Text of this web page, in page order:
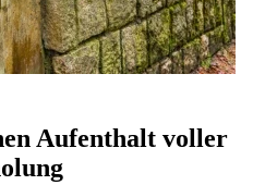
Aufenthalt voller